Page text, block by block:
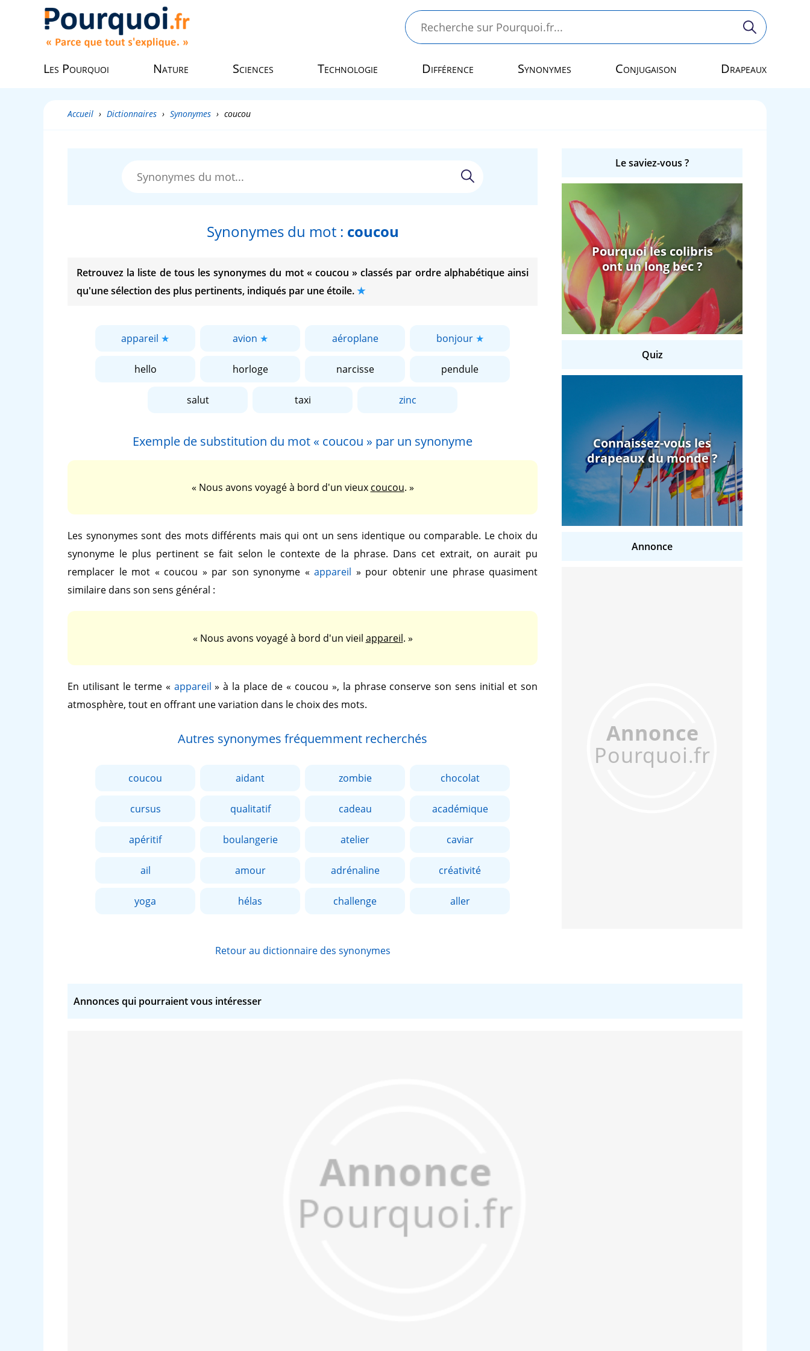
Les Pourquoi Nature Sciences Technologie Différence Synonymes Conjugaison Drapeaux
Accueil › Dictionnaires › Synonymes › coucou
Synonymes du mot : coucou
Retrouvez la liste de tous les synonymes du mot « coucou » classés par ordre alphabétique ainsi
qu'une sélection des plus pertinents, indiqués par une étoile.
appareil avion aéroplane bonjour
hello horloge narcisse pendule
salut taxi zinc
Exemple de substitution du mot « coucou » par un synonyme
« Nous avons voyagé à bord d'un vieux coucou. »
Les synonymes sont des mots différents mais qui ont un sens identique ou comparable. Le choix du
synonyme le plus pertinent se fait selon le contexte de la phrase. Dans cet extrait, on aurait pu
remplacer le mot « coucou » par son synonyme « appareil » pour obtenir une phrase quasiment
similaire dans son sens général :
« Nous avons voyagé à bord d'un vieil appareil. »
En utilisant le terme « appareil » à la place de « coucou », la phrase conserve son sens initial et son
atmosphère, tout en offrant une variation dans le choix des mots.
Autres synonymes fréquemment recherchés
coucou aidant zombie chocolat
cursus qualitatif cadeau académique
apéritif boulangerie atelier caviar
ail amour adrénaline créativité
yoga hélas challenge aller
Retour au dictionnaire des synonymes
Le saviez-vous ?
Pourquoi les colibris
ont un long bec ?
Quiz
Connaissez-vous les
drapeaux du monde ?
Annonce
Annonces qui pourraient vous intéresser